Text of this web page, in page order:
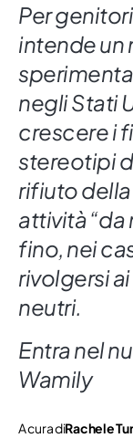
Per
intende
negli Stati
crescere i
stereotipi
rifiuto
attività “da
fino, nei
rivolgersi
neutri.
Entra nel
Wamily
A cura diRachele